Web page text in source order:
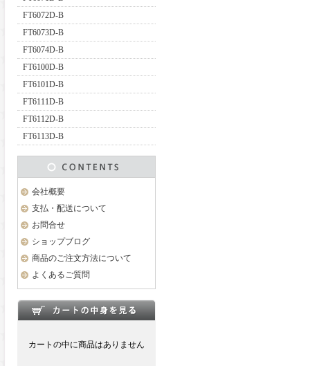
FT6072D-B
FT6073D-B
FT6074D-B
FT6100D-B
FT6101D-B
FT6111D-B
FT6112D-B
FT6113D-B
会社概要
支払・配送について
お問合せ
ショップブログ
商品のご注文方法について
よくあるご質問
カートの中に商品はありません